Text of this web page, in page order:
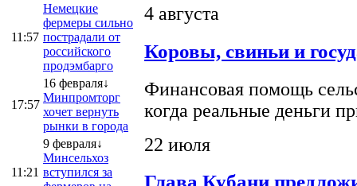
11:57
Немецкие
фермеры сильно
пострадали от
российского
продэмбарго
17:57
16 февраля↓
Минпромторг
хочет вернуть
рынки в города
11:21
9 февраля↓
Минсельхоз
вступился за
4 августа
Коровы, свиньи и
Финансовая помощь
когда реальные деньги
22 июля